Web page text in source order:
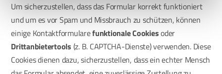
Um sicherzustellen, dass das Formular korrekt funktioniert
und um es vor Spam und Missbrauch zu schützen, können
einige Kontaktformularefunktionale Cookiesoder
Drittanbietertools (z. B. CAPTCHA-Dienste) verwenden. Diese
Cookies dienen dazu, sicherzustellen, dass ein echter Mensch